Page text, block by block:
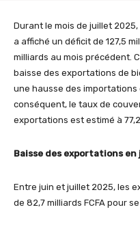
Durant le mois de juillet
a affiché un déficit de 127,5
milliards au mois précédent.
baisse des exportations de
une hausse des importations
conséquent, le taux de
exportations est estimé à
Baisse des exportations
Entre juin et juillet 2025, les
de 82,7 milliards FCFA pour